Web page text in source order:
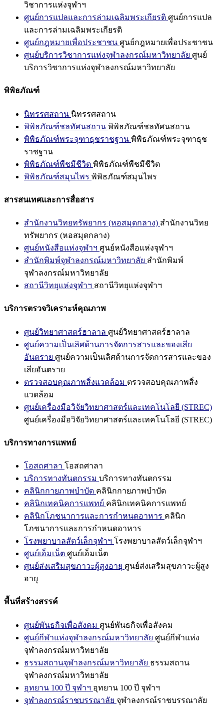
วิชาการแห่งจุฬาฯ
ศูนย์การแปลและการล่ามเฉลิมพระเกียรติ ศูนย์การแปล
และการล่ามเฉลิมพระเกียรติ
ศูนย์กฎหมายเพื่อประชาชน ศูนย์กฎหมายเพื่อประชาชน
ศูนย์บริการวิชาการแห่งจุฬาลงกรณ์มหาวิทยาลัย ศูนย์
บริการวิชาการแห่งจุฬาลงกรณ์มหาวิทยาลัย
พิพิธภัณฑ์
นิทรรศสถาน นิทรรศสถาน
พิพิธภัณฑ์ชลทัศนสถาน พิพิธภัณฑ์ชลทัศนสถาน
พิพิธภัณฑ์พระจุฑาธุชราชฐาน พิพิธภัณฑ์พระจุฑาธุช
ราชฐาน
พิพิธภัณฑ์พืชมีชีวิต พิพิธภัณฑ์พืชมีชีวิต
พิพิธภัณฑ์สมุนไพร พิพิธภัณฑ์สมุนไพร
สารสนเทศและการสื่อสาร
สำนักงานวิทยทรัพยากร (หอสมุดกลาง) สำนักงานวิทย
ทรัพยากร (หอสมุดกลาง)
ศูนย์หนังสือแห่งจุฬาฯ ศูนย์หนังสือแห่งจุฬาฯ
สำนักพิมพ์จุฬาลงกรณ์มหาวิทยาลัย สำนักพิมพ์
จุฬาลงกรณ์มหาวิทยาลัย
สถานีวิทยุแห่งจุฬาฯ สถานีวิทยุแห่งจุฬาฯ
บริการตรวจวิเคราะห์คุณภาพ
ศูนย์วิทยาศาสตร์ฮาลาล ศูนย์วิทยาศาสตร์ฮาลาล
ศูนย์ความเป็นเลิศด้านการจัดการสารและของเสีย
อันตราย ศูนย์ความเป็นเลิศด้านการจัดการสารและของ
เสียอันตราย
ตรวจสอบคุณภาพสิ่งแวดล้อม ตรวจสอบคุณภาพสิ่ง
แวดล้อม
ศูนย์เครื่องมือวิจัยวิทยาศาสตร์และเทคโนโลยี (STREC)
ศูนย์เครื่องมือวิจัยวิทยาศาสตร์และเทคโนโลยี (STREC)
บริการทางการแพทย์
โอสถศาลา โอสถศาลา
บริการทางทันตกรรม บริการทางทันตกรรม
คลินิกกายภาพบำบัด คลินิกกายภาพบำบัด
คลินิกเทคนิคการแพทย์ คลินิกเทคนิคการแพทย์
คลินิกโภชนาการและการกำหนดอาหาร คลินิก
โภชนาการและการกำหนดอาหาร
โรงพยาบาลสัตว์เล็กจุฬาฯ โรงพยาบาลสัตว์เล็กจุฬาฯ
ศูนย์เอ็มเน็ต ศูนย์เอ็มเน็ต
ศูนย์ส่งเสริมสุขภาวะผู้สูงอายุ ศูนย์ส่งเสริมสุขภาวะผู้สูง
อายุ
พื้นที่สร้างสรรค์
ศูนย์พันธกิจเพื่อสังคม ศูนย์พันธกิจเพื่อสังคม
ศูนย์กีฬาแห่งจุฬาลงกรณ์มหาวิทยาลัย ศูนย์กีฬาแห่ง
จุฬาลงกรณ์มหาวิทยาลัย
ธรรมสถานจุฬาลงกรณ์มหาวิทยาลัย ธรรมสถาน
จุฬาลงกรณ์มหาวิทยาลัย
อุทยาน 100 ปี จุฬาฯ อุทยาน 100 ปี จุฬาฯ
จุฬาลงกรณ์ราชบรรณาลัย จุฬาลงกรณ์ราชบรรณาลัย